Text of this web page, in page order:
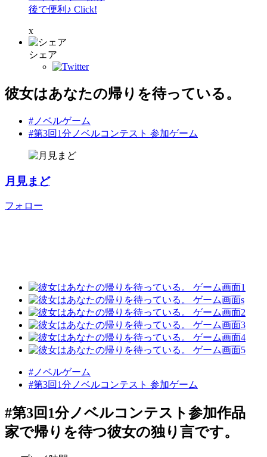
後で便利♪ Click!
x
シェア
彼女はあなたの帰りを待っている。
#ノベルゲーム
#第3回1分ノベルコンテスト 参加ゲーム
月見まど
フォロー
#ノベルゲーム
#第3回1分ノベルコンテスト 参加ゲーム
#第3回1分ノベルコンテスト参加作品
家で帰りを待つ彼女の独り言です。